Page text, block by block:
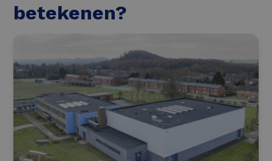
betekenen?